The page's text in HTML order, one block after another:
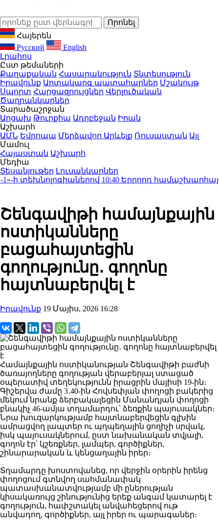
Հայերեն
Русский
English
Լրահոս
Ըստ թեմաների
Քաղաքական Հասարակություն Տնտեսություն
Իրավունք Արտակարգ պատահարներ Մշակույթ
Սպորտ Հարցազրույցներ Վերլուծական
Ծաղրանկարներ
Տարածաշրջան
Արցախ Թուրքիա Ադրբեջան Իրան
Աշխարհ
ԱՄՆ Եվրոպա Մերձավոր Արևելք Ռուսաստան Այլ
Մամուլ
Հայաստան Աշխարհ
Մեդիա
Տեսանյութեր Լուսանկարներ
տեխնոլոգիաներով10:40Երրորդ համաշխարհային
Շենգավիթի համայնքային
ոստիկանները
բացահայտեցին
գողությունը․ գողոնը
հայտնաբերվել է
Իրավունք 19 Մայիս, 2026 16:28
Համայնքային ոստիկանության Շենգավիթի բաժնի
ծառայողները գողության վերաբերյալ ստացած
օպերատիվ տեղեկությունն իրացրին մայիսի 19-ին։
Գիշերվա ժամը 3․40-ին Հովսեփյան փողոցի բակերից
մեկում նրանք ձերբակալեցին Մանանդյան փողոցի
բնակիչ 46-ամյա տղամարդու՝ ձեռքին պայուսակներ։
Նրա խուզարկությամբ հայտնաբերվեցին գլխին
ամրացվող լապտեր ու պղպեղային ցողիչի սրվակ,
իսկ պայուսակներում, ըստ նախանական տվյալի,
գողոն էր՝ կշեռքներ, լամպեր, գործիքներ,
շինարարական և կենցաղային իրեր։
Տղամարդը խոստովանեց, որ վերջին օրերին իրենց
փողոցում գտնվող սահմանափակ
պատասխանատվությամբ մի ըներության
կիսակառույց շինությունից երեք անգամ կատարել է
գողություն, հափշտակել անվահեցերով ութ
անվադող, գործիքներ, այլ իրեր ու պարագաներ։